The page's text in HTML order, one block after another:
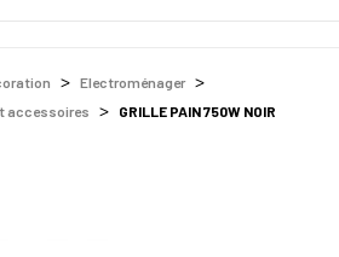
Electroménager
accessoires
GRILLE PAIN 750W NOIR